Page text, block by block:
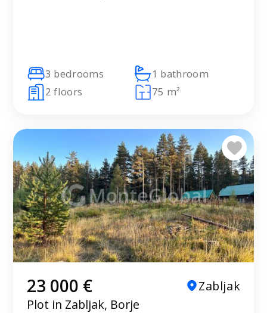
3 bedrooms
1 bathroom
2 floors
75 m²
23 000 €
Zabljak
Plot in Zabljak, Borje